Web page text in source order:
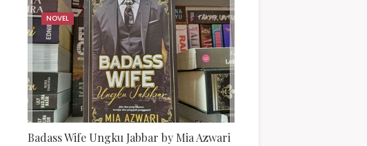
NOVEL
Badass Wife Ungku Jabbar by Mia Azwari